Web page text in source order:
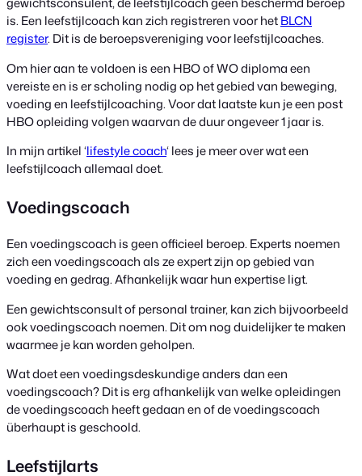
is. Een leefstijlcoach kan zich registreren voor hetBLCN
register. Dit is de beroepsvereniging voor leefstijlcoaches.
Om hier aan te voldoen is een HBO of WO diploma een
vereiste en is er scholing nodig op het gebied van beweging,
voeding en leefstijlcoaching. Voor dat laatste kun je een post
HBO opleiding volgen waarvan de duur ongeveer 1 jaar is.
In mijn artikel ‘lifestyle coach‘ lees je meer over wat een
leefstijlcoach allemaal doet.
Voedingscoach
Een voedingscoach is geen officieel beroep. Experts noemen
zich een voedingscoach als ze expert zijn op gebied van
voeding en gedrag. Afhankelijk waar hun expertise ligt.
Een gewichtsconsult of personal trainer, kan zich bijvoorbeeld
ook voedingscoach noemen. Dit om nog duidelijker te maken
waarmee je kan worden geholpen.
Wat doet een voedingsdeskundige anders dan een
voedingscoach? Dit is erg afhankelijk van welke opleidingen
de voedingscoach heeft gedaan en of de voedingscoach
überhaupt is geschoold.
Leefstijlarts